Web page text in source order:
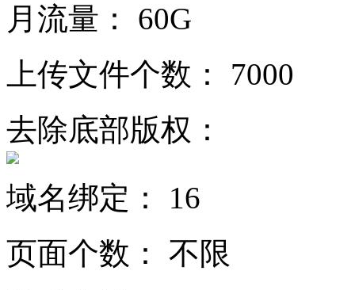
月流量：
60G
上传文件个数：
7000
去除底部版权：
域名绑定：
16
页面个数：
不限